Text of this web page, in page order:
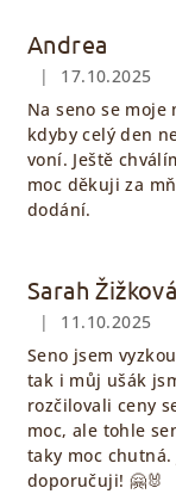
Andrea
Hodnocení
|
17.10.2025
Na seno se
kdyby celý den
voní. Ještě
moc děkuji za
dodání.
Sarah Žižková
Hodnocení
|
11.10.2025
Seno jsem
tak i můj ušák
rozčilovali ceny
moc, ale tohle
taky moc
doporučuji! 🤗🐰